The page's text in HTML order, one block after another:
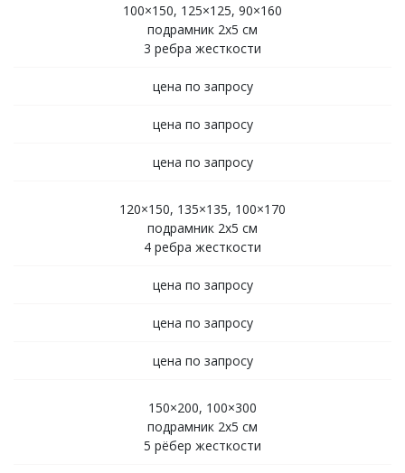
100×150, 125×125, 90×160
подрамник 2х5 см
3 ребра жесткости
цена по запросу
цена по запросу
цена по запросу
120×150, 135×135, 100×170
подрамник 2х5 см
4 ребра жесткости
цена по запросу
цена по запросу
цена по запросу
150×200, 100×300
подрамник 2х5 см
5 рёбер жесткости